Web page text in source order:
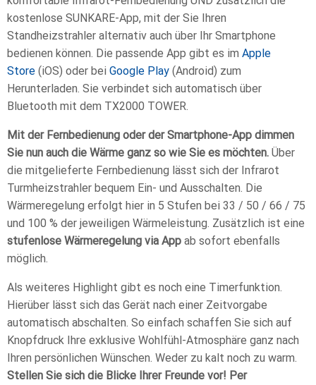
kostenlose SUNKARE-App, mit der Sie Ihren
Standheizstrahler alternativ auch über Ihr Smartphone
bedienen können. Die passende App gibt es im Apple
Store (iOS) oder bei Google Play (Android) zum
Herunterladen. Sie verbindet sich automatisch über
Bluetooth mit dem TX2000 TOWER.
Mit der Fernbedienung oder der Smartphone-App dimmen
Sie nun auch die Wärme ganz so wie Sie es möchten. Über
die mitgelieferte Fernbedienung lässt sich der Infrarot
Turmheizstrahler bequem Ein- und Ausschalten. Die
Wärmeregelung erfolgt hier in 5 Stufen bei 33 / 50 / 66 / 75
und 100 % der jeweiligen Wärmeleistung. Zusätzlich ist eine
stufenlose Wärmeregelung via App ab sofort ebenfalls
möglich.
Als weiteres Highlight gibt es noch eine Timerfunktion.
Hierüber lässt sich das Gerät nach einer Zeitvorgabe
automatisch abschalten. So einfach schaffen Sie sich auf
Knopfdruck Ihre exklusive Wohlfühl-Atmosphäre ganz nach
Ihren persönlichen Wünschen. Weder zu kalt noch zu warm.
Stellen Sie sich die Blicke Ihrer Freunde vor! Per